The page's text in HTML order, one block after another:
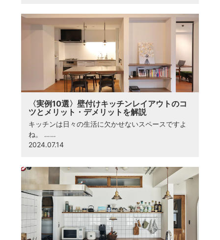
〈実例10選〉壁付けキッチンレイアウトのコ
ツとメリット・デメリットを解説
キッチンは日々の生活に欠かせないスペースですよ
ね。 ……
2024.07.14